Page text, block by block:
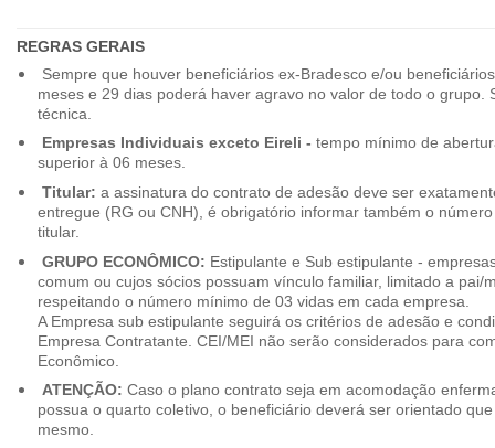
REGRAS GERAIS
Sempre que houver beneficiários ex-Bradesco e/ou
meses e 29 dias poderá haver agravo no valor de todo o grupo.
técnica.
Empresas Individuais exceto Eireli - tempo mínimo de
superior à 06 meses.
Titular: a assinatura do contrato de adesão deve ser
entregue (RG ou CNH), é obrigatório informar também o
titular.
GRUPO ECONÔMICO: Estipulante e Sub estipulante -
comum ou cujos sócios possuam vínculo familiar, limitado a pai/
respeitando o número mínimo de 03 vidas em cada empresa.
A Empresa sub estipulante seguirá os critérios de adesão e
Empresa Contratante. CEI/MEI não serão considerados para
Econômico.
ATENÇÃO: Caso o plano contrato seja em acomodação
possua o quarto coletivo, o beneficiário deverá ser orientado
mesmo.